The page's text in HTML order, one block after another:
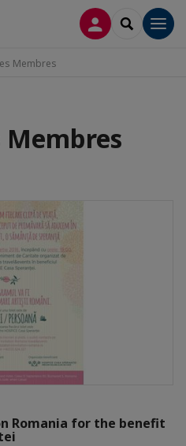
CONNEXION
Membres
Membres
Romania for the benefit